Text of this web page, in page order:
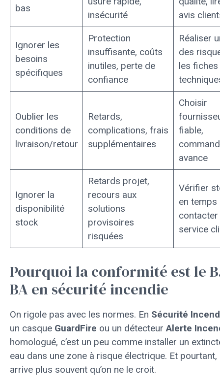
bas
insécurité
avis
Ignorer les
besoins
spécifiques
Protection
insuffisante, coûts
inutiles, perte de
confiance
Réaliser
des
les fiches
Oublier les
conditions de
livraison/retour
Retards,
complications, frais
supplémentaires
Choisir
fiable,
avance
Ignorer la
disponibilité
stock
Retards projet,
recours aux
solutions
provisoires
risquées
Vérifier
en temps
contacter
service
Pourquoi la conformité est le
BA en sécurité incendie
On rigole pas avec les normes. En Sécurité
un casque GuardFire ou un détecteur Alerte
homologué, c’est un peu comme installer un
eau dans une zone à risque électrique. Et pourtant,
arrive plus souvent qu’on ne le croit.